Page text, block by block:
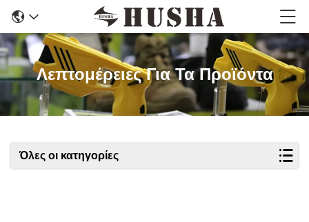
Λεπτομέρειες Για Τα Προϊόντα
Όλες οι κατηγορίες